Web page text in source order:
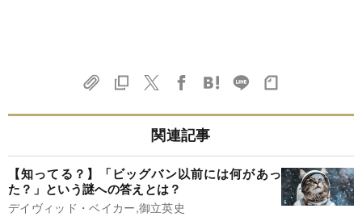
関連記事
【知ってる？】「ビッグバン以前には何があっ
た？」という謎への答えとは？
デイヴィッド・ベイカー,御立英史